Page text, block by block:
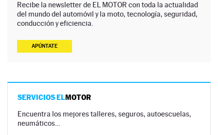
Recibe la newsletter de EL MOTOR con toda la actualidad
del mundo del automóvil y la moto, tecnología, seguridad,
conducción y eficiencia.
APÚNTATE
SERVICIOS ELMOTOR
Encuentra los mejores talleres, seguros, autoescuelas,
neumáticos…